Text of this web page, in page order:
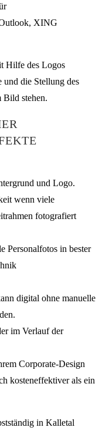
XING
Hilfe des Logos
und die Stellung des
Bild stehen.
und Logo.
wenn viele
fotografiert
Personalfotos in bester
digital ohne manuelle
im Verlauf der
Corporate-Design
kosteneffektiver als ein